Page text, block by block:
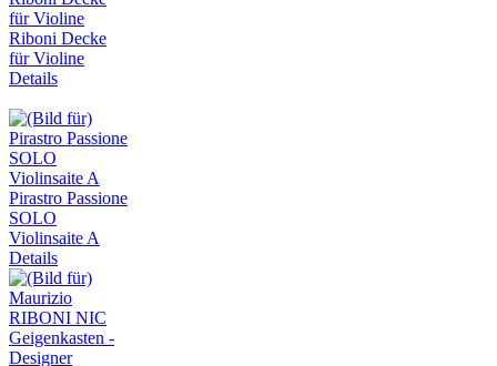
Riboni Decke
für Violine
Details
Pirastro Passione
SOLO
Violinsaite A
Details